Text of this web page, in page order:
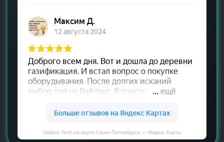
Vaillant Tech на карте Санкт‑Петербурга — Яндекс Карты